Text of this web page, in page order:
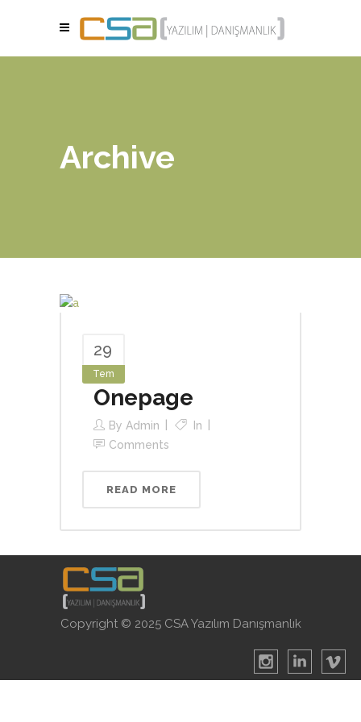
Archive
29
Tem
Onepage
By Admin
In
Comments
READ MORE
Copyright © 2025 CSA Yazılım Danışmanlık